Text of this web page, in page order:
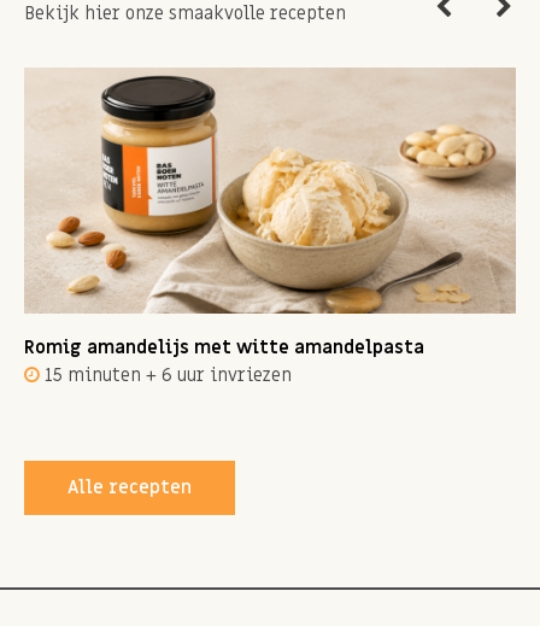
Bekijk hier onze smaakvolle recepten
Romig amandelijs met witte amandelpasta
15 minuten + 6 uur invriezen
Alle recepten